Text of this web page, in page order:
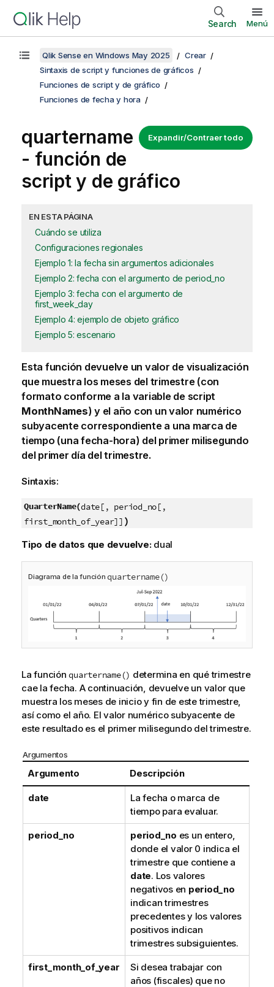
Search Menú
Qlik Sense en Windows May 2025
Crear
Sintaxis de script y funciones de gráficos
Funciones de script y de gráfico
Funciones de fecha y hora
Expandir/Contraer todo
quartername
- función de
script y de gráfico
EN ESTA PÁGINA
Cuándo se utiliza
Configuraciones regionales
Ejemplo 1: la fecha sin argumentos adicionales
Ejemplo 2: fecha con el argumento de period_no
Ejemplo 3: fecha con el argumento de
first_week_day
Ejemplo 4: ejemplo de objeto gráfico
Ejemplo 5: escenario
Esta función devuelve un valor de visualización
que muestra los meses del trimestre (con
formato conforme a la variable de script
MonthNames) y el año con un valor numérico
subyacente correspondiente a una marca de
tiempo (una fecha-hora) del primer milisegundo
del primer día del trimestre.
Sintaxis:
QuarterName(date[, period_no[,
first_month_of_year]] )
Tipo de datos que devuelve: dual
Diagrama de la funciónquartername()
La funciónquartername() determina en qué trimestre
cae la fecha. A continuación, devuelve un valor que
muestra los meses de inicio y fin de este trimestre,
así como el año. El valor numérico subyacente de
este resultado es el primer milisegundo del trimestre.
Argumentos
Argumento Descripción
date
La fecha o marca de
tiempo para evaluar.
period_no period_no es un entero,
donde el valor 0 indica el
trimestre que contiene a
date. Los valores
negativos en period_no
indican trimestres
precedentes y los valores
positivos indican
trimestres subsiguientes.
first_month_of_year
Si desea trabajar con
años (fiscales) que no